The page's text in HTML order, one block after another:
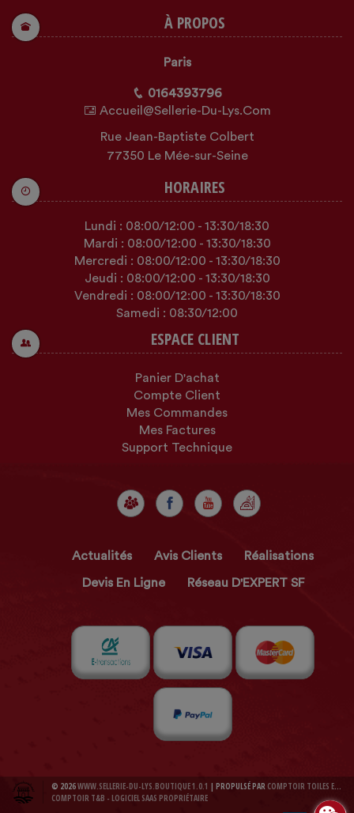
À PROPOS
Paris
0164393796
Accueil@sellerie-Du-Lys.com
Rue Jean-Baptiste Colbert
77350 Le Mée-sur-Seine
HORAIRES
Lundi : 08:00/12:00 - 13:30/18:30
Mardi : 08:00/12:00 - 13:30/18:30
Mercredi : 08:00/12:00 - 13:30/18:30
Jeudi : 08:00/12:00 - 13:30/18:30
Vendredi : 08:00/12:00 - 13:30/18:30
Samedi : 08:30/12:00
ESPACE CLIENT
Panier D'achat
Compte Client
Mes Commandes
Mes Factures
Support Technique
Actualités Avis Clients Réalisations
Devis En Ligne Réseau D'EXPERT SF
© 2026WWW.SELLERIE-DU-LYS.BOUTIQUE 1.0.1 | PROPULSÉ PAR COMPTOIR TOILES ET BACHES 1.0.1
COMPTOIR T&B - LOGICIEL SAAS PROPRIÉTAIRE